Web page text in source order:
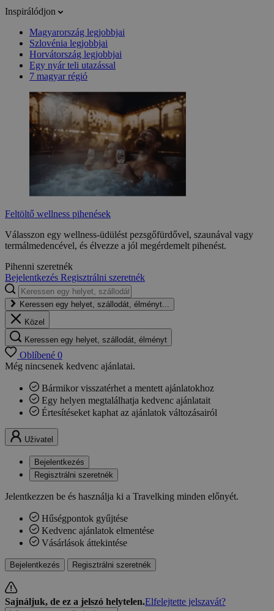
Inspirálódjon
Magyarország legjobbjai
Szlovénia legjobbjai
Horvátország legjobbjai
Egy nyár teli utazással
7 magyar régió
Feltöltő wellness pihenések
Válasszon egy wellness-üdülést pezsgőfürdővel, szaunával vagy
termálmedencével, és élvezze a jól megérdemelt pihenést.
Pihenni szeretnék
Bejelentkezés Regisztrálni szeretnék
Keressen egy helyet, szállodát, élményt...
Közel
Keressen egy helyet, szállodát, élményt
Oblíbené 0
Még nincsenek kedvenc ajánlatai.
Bármikor visszatérhet a mentett ajánlatokhoz
Egy helyen megtalálhatja kedvenc ajánlatait
Értesítéseket kaphat az ajánlatok változásairól
Uživatel
Bejelentkezés
Regisztrálni szeretnék
Jelentkezzen be és használja ki a Travelking minden előnyét.
Hűségpontok gyűjtése
Kedvenc ajánlatok elmentése
Vásárlások áttekintése
Bejelentkezés Regisztrálni szeretnék
Sajnáljuk, de ez a jelszó helytelen.Elfelejtette jelszavát?